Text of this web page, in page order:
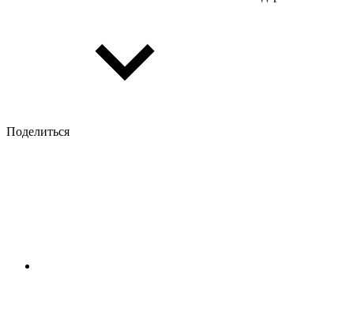
Поделиться